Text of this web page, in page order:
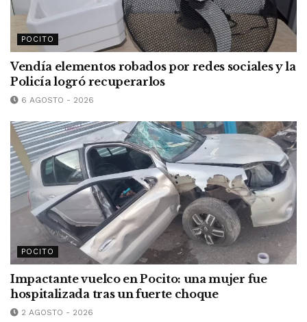
POCITO
Vendía elementos robados por redes sociales y la
Policía logró recuperarlos
6 AGOSTO - 2026
POCITO
Impactante vuelco en Pocito: una mujer fue
hospitalizada tras un fuerte choque
2 AGOSTO - 2026